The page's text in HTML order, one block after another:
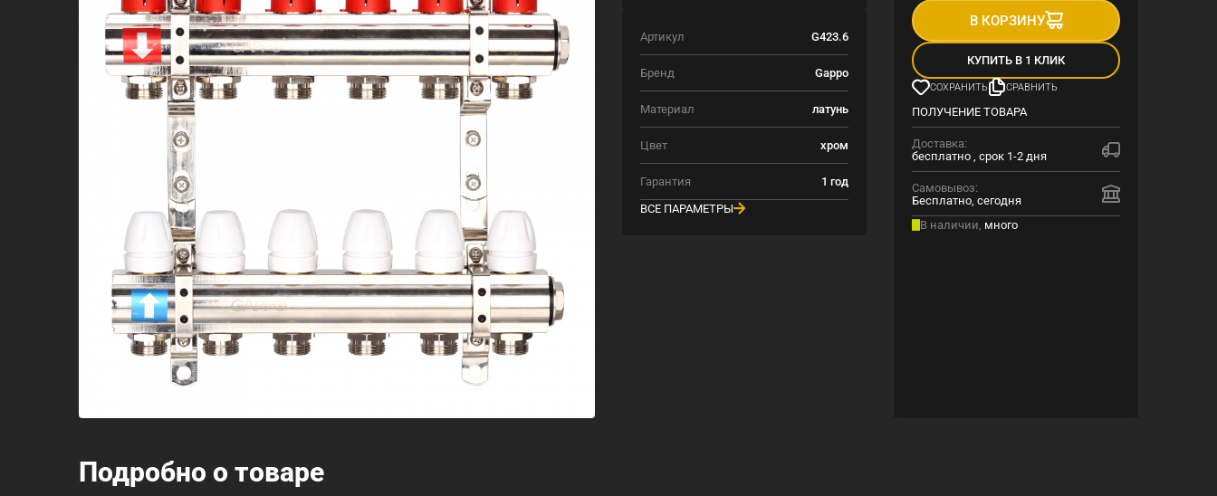
Артикул G423.6
Бренд Gappo
Материал латунь
Цвет хром
Гарантия
1 год
ВСЕ ПАРАМЕТРЫ
В КОРЗИНУ
КУПИТЬ В 1 КЛИК
СОХРАНИТЬ СРАВНИТЬ
ПОЛУЧЕНИЕ ТОВАРА
Доставка:
бесплатно , срок 1-2 дня
Самовывоз:
Бесплатно, сегодня
В наличии, много
Подробно о товаре